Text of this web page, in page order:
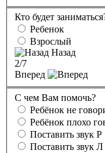
Кто будет
Ребенок
Взрослый
Назад
2/7
Вперед
С чем Вам помочь?
Ребёнок не
Ребёнок плохо
Поставить звук Р
Поставить звук Л